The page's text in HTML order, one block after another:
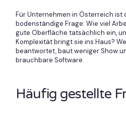
Für Unternehmen in Österreich ist
bodenständige Frage: Wie viel
gute Oberfläche tatsächlich ein,
Komplexität bringt sie ins Haus?
beantwortet, baut weniger Show
brauchbare Software.
Häufig gestellte